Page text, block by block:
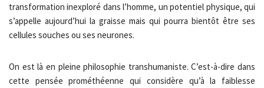
transformation inexploré dans l’homme, un potentiel physique, qui
s’appelle aujourd’hui la graisse mais qui pourra bientôt être ses
cellules souches ou ses neurones.
On est là en pleine philosophie transhumaniste. C’est-à-dire dans
cette pensée prométhéenne qui considère qu’à la faiblesse